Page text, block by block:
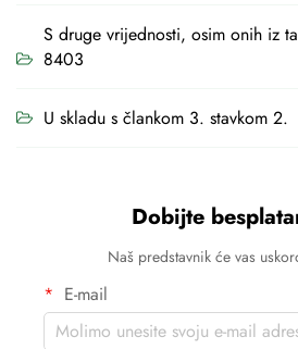
S druge vrijednosti, osim onih iz
8403
U skladu s člankom 3. stavkom 2.
Dobijte
Naš predstavnik će vas
E-mail